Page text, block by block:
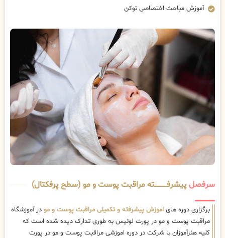
آموزش مباحث اختصاصی توکن
سرفصلپیشرفــــــــــــته مراقبت پوست و مو (سطح پرفکتال)
برگزاری دوره های اموزش پیشرفته و تکمیلی مراقبت پوست و مو در آموزشگاه
مراقبت پوست و مو در پورت لوئیس به طوری تدارک دیده شده است که
کلیه هنرآموزان با شرکت در دوره اموزشی مراقبت پوست و مو در پورت